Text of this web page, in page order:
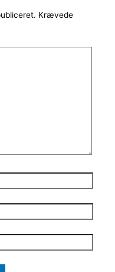
Krævede